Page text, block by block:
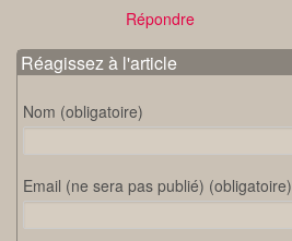
Répondre
Réagissez à l'article
Nom (obligatoire)
Email (ne sera pas publié) (obligatoire)